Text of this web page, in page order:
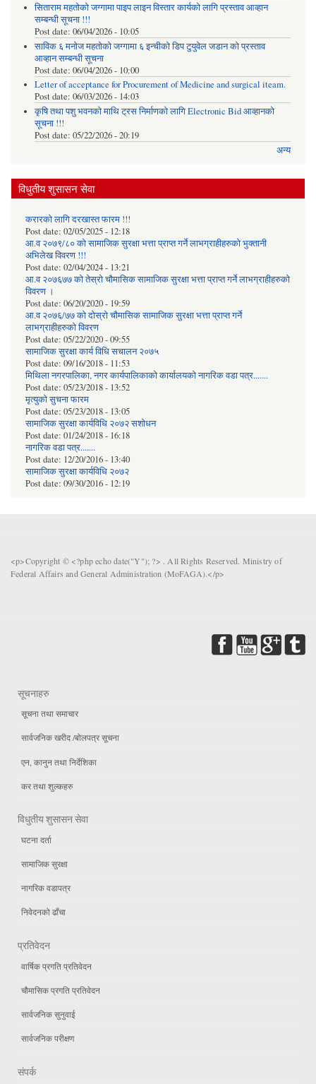
सिताराम महतोको जग्गामा पाइप लाइन विस्तार कार्यको लागि प्रस्ताव आव्हान
सम्बन्धी सूचना !!!
Post date: 06/04/2026 - 10:05
साविक ६ मनोज महतोको जग्गामा ६ इन्चीको डिप टुयुवेल जडान को प्रस्ताव
आव्हान सम्बन्धी सूचना
Post date: 06/04/2026 - 10:00
Letter of acceptance for Procurement of Medicine and surgical iteam.
Post date: 06/03/2026 - 14:03
कृषि तथा पशु भवनको माथि ट्रस निर्माणको लागि Electronic Bid आव्हानको
सूचना !!!
Post date: 05/22/2026 - 20:19
अन्य
विधुतीय शुसासन सेवा
करारको लागि दरखास्त फारम !!!
Post date: 02/05/2025 - 12:18
आ.व २०७९/८० को सामाजिक सुरक्षा भत्ता प्राप्त गर्ने लाभग्राहीहरुको भुक्तानी
अभिलेख विवरण !!!
Post date: 02/04/2024 - 13:21
आ.व २०७६७७ को तेस्रो चौमासिक सामाजिक सुरक्षा भत्ता प्राप्त गर्ने लाभग्राहीहरुको
विवरण ।
Post date: 06/20/2020 - 19:59
आ.व २०७६/७७ को दोस्रो चौमासिक सामाजिक सुरक्षा भत्ता प्राप्त गर्ने
लाभग्राहीहरुको विवरण
Post date: 05/22/2020 - 09:55
सामाजिक सुरक्षा कार्य विधि स‌चालन २०७५
Post date: 09/16/2018 - 11:53
मिथिला नगरपालिका, नगर कार्यपालिकाको कार्यालयकाे नागरिक वडा पत्र.......
Post date: 05/23/2018 - 13:52
मृत्युको सुचना फारम
Post date: 05/23/2018 - 13:05
सामाजिक सुरक्षा कार्यविधि २०७२ स‌शाेधन
Post date: 01/24/2018 - 16:18
नागरिक वडा पत्र.......
Post date: 12/20/2016 - 13:40
सामाजिक सुरक्षा कार्यविधि २०७२
Post date: 09/30/2016 - 12:19
<p>Copyright © <?php echo date("Y"); ?> . All Rights Reserved. Ministry of
Federal Affairs and General Administration (MoFAGA).</p>
सूचनाहरु
सूचना तथा समाचार
सार्वजनिक खरीद /बोलपत्र सूचना
एन, कानुन तथा निर्देशिका
कर तथा शुल्कहरु
विधुतीय शुसासन सेवा
घटना दर्ता
सामाजिक सुरक्षा
नागरिक वडापत्र
निवेदनको ढाँचा
प्रतिवेदन
वार्षिक प्रगति प्रतिवेदन
चौमासिक प्रगति प्रतिवेदन
सार्वजनिक सुनुवाई
सार्वजनिक परीक्षण
संपर्क